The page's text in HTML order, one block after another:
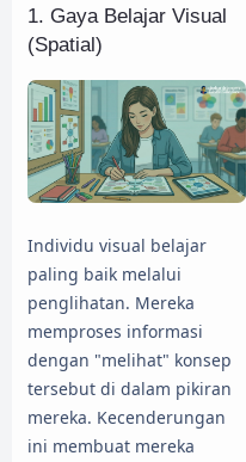
1. Gaya Belajar Visual
(Spatial)
Individu visual belajar
paling baik melalui
penglihatan. Mereka
memproses informasi
dengan "melihat" konsep
tersebut di dalam pikiran
mereka. Kecenderungan
ini membuat mereka